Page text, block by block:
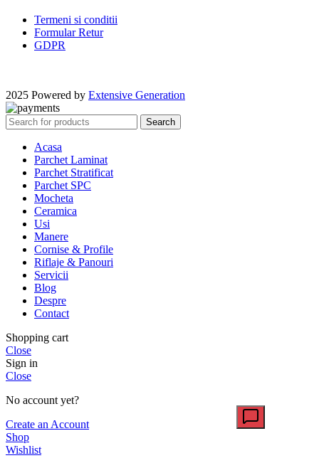
Termeni si conditii
Formular Retur
GDPR
2025 Powered by Extensive Generation
Search
Acasa
Parchet Laminat
Parchet Stratificat
Parchet SPC
Mocheta
Ceramica
Usi
Manere
Cornise & Profile
Riflaje & Panouri
Servicii
Blog
Despre
Contact
Shopping cart
Close
Sign in
Close
No account yet?
Create an Account
Shop
Wishlist